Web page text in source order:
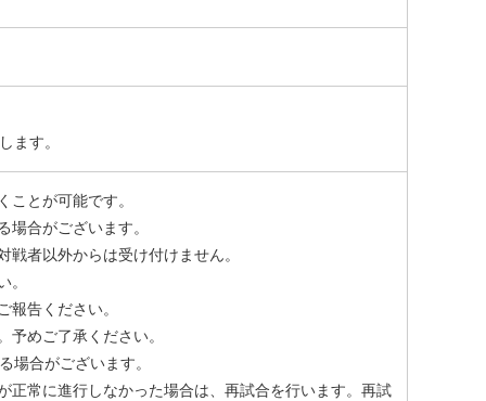
ます。
とが可能です。
合がございます。
者以外からは受け付けません。
。
告ください。
めご了承ください。
場合がございます。
常に進行しなかった場合は、再試合を行います。再試